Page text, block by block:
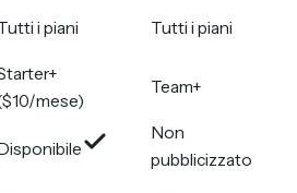
i piani Tutti i piani
mese)
Team+
Non
pubblicizzato